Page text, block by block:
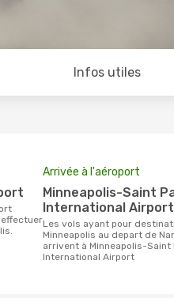
Infos utiles
Arrivée à l'aéroport
Minneapolis-Saint Paul
International Airport
Les vols ayant pour destination
Minneapolis au depart de
arrivent à Minneapolis-Saint
International Airport